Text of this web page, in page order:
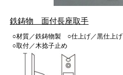
鉄鋳物 面付長座取手
○材質／鉄鋳物製 ○仕上げ／黒仕上げ
○取付／木捻子止め